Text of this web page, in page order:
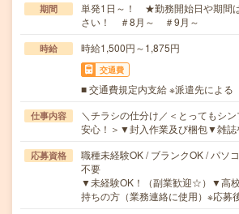
期間
単発1日～！ ★勤務開始日や期間
さい！ ＃8月～ ＃9月～
時給 時給1,500円～1,875円
交通費
■ 交通費規定内支給 ※派遣先による
仕事内容
＼チラシの仕分け／＜とってもシ
安心！＞▼封入作業及び梱包▼雑
応募資格
職種未経験OK / ブランクOK / パソ
不要
▼未経験OK！（副業歓迎☆）▼高
持ちの方（業務連絡に使用）※応募